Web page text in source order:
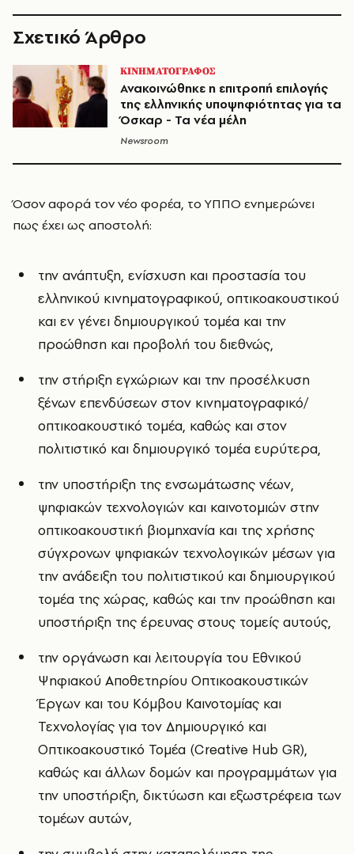
Σχετικό Άρθρο
ΚΙΝΗΜΑΤΟΓΡΑΦΟΣ
Ανακοινώθηκε η επιτροπή επιλογής
της ελληνικής υποψηφιότητας για τα
Όσκαρ - Τα νέα μέλη
Newsroom
Όσον αφορά τον νέο φορέα, το ΥΠΠΟ ενημερώνει
πως έχει ως αποστολή:
την ανάπτυξη, ενίσχυση και προστασία του
ελληνικού κινηματογραφικού, οπτικοακουστικού
και εν γένει δημιουργικού τομέα και την
προώθηση και προβολή του διεθνώς,
την στήριξη εγχώριων και την προσέλκυση
ξένων επενδύσεων στον κινηματογραφικό/
οπτικοακουστικό τομέα, καθώς και στον
πολιτιστικό και δημιουργικό τομέα ευρύτερα,
την υποστήριξη της ενσωμάτωσης νέων,
ψηφιακών τεχνολογιών και καινοτομιών στην
οπτικοακουστική βιομηχανία και της χρήσης
σύγχρονων ψηφιακών τεχνολογικών μέσων για
την ανάδειξη του πολιτιστικού και δημιουργικού
τομέα της χώρας, καθώς και την προώθηση και
υποστήριξη της έρευνας στους τομείς αυτούς,
την οργάνωση και λειτουργία του Εθνικού
Ψηφιακού Αποθετηρίου Οπτικοακουστικών
Έργων και του Κόμβου Καινοτομίας και
Τεχνολογίας για τον Δημιουργικό και
Οπτικοακουστικό Τομέα (Creative Hub GR),
καθώς και άλλων δομών και προγραμμάτων για
την υποστήριξη, δικτύωση και εξωστρέφεια των
τομέων αυτών,